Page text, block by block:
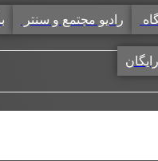
رادیو مجتمع و سنتر